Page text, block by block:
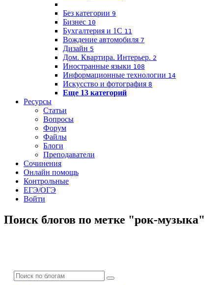
Без категории 9
Бизнес 10
Бухгалтерия и 1C 11
Вождение автомобиля 7
Дизайн 5
Дом. Квартира. Интерьер. 2
Иностранные языки 108
Информационные технологии 14
Искусство и фотография 8
Еще 13 категорий
Ресурсы
Статьи
Вопросы
Форум
Файлы
Блоги
Преподаватели
Сочинения
Онлайн помощь
Контрольные
ЕГЭ/ОГЭ
Войти
Поиск блогов по метке "рок-музыка"